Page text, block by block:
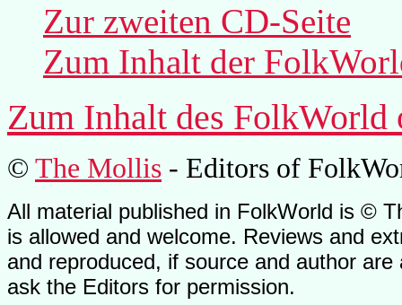
Zur zweiten CD-Seite
Zum Inhalt der
Zum Inhalt des FolkWorld
© The Mollis - Editors of
All material published in FolkWorld is ©
is allowed and welcome. Reviews and
and reproduced, if source and author
ask the Editors for permission.